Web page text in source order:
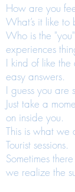
How are you
What’s it like
Who is the
experiences
I kind of like the
easy answers.
I guess you are
Just take a
on inside you.
This is what we
Tourist sessions.
Sometimes
we realize the